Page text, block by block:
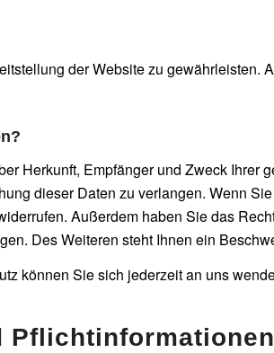
der Website zu gewährleisten.
Herkunft, Empfänger und Zweck Ihrer
dieser Daten zu verlangen. Wenn
Außerdem haben Sie das
Des Weiteren steht Ihnen ein
können Sie sich jederzeit an uns
Pflicht­informationen